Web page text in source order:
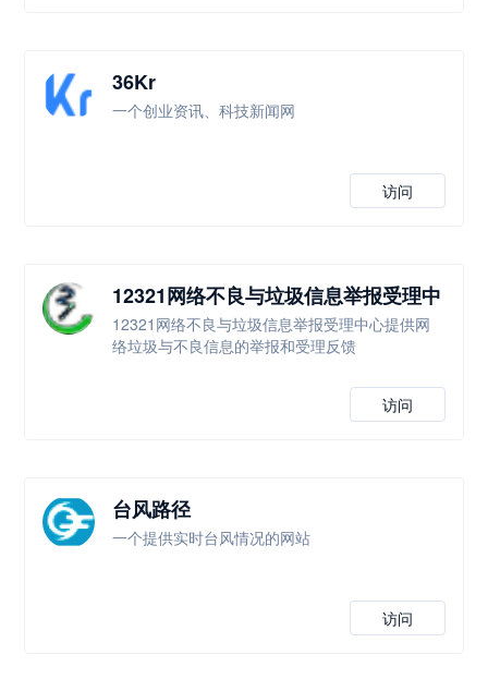
36Kr
一个创业资讯、科技新闻网
访问
12321网络不良与垃圾信息举报受理中
心
12321网络不良与垃圾信息举报受理中心提供网
络垃圾与不良信息的举报和受理反馈
访问
台风路径
一个提供实时台风情况的网站
访问